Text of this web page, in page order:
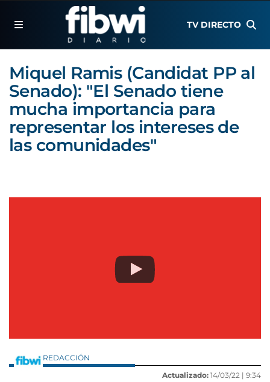
TV DIRECTO
Miquel Ramis (Candidat PP al
Senado): "El Senado tiene
mucha importancia para
representar los intereses de
las comunidades"
REDACCIÓN
Actualizado: 14/03/22 | 9:34